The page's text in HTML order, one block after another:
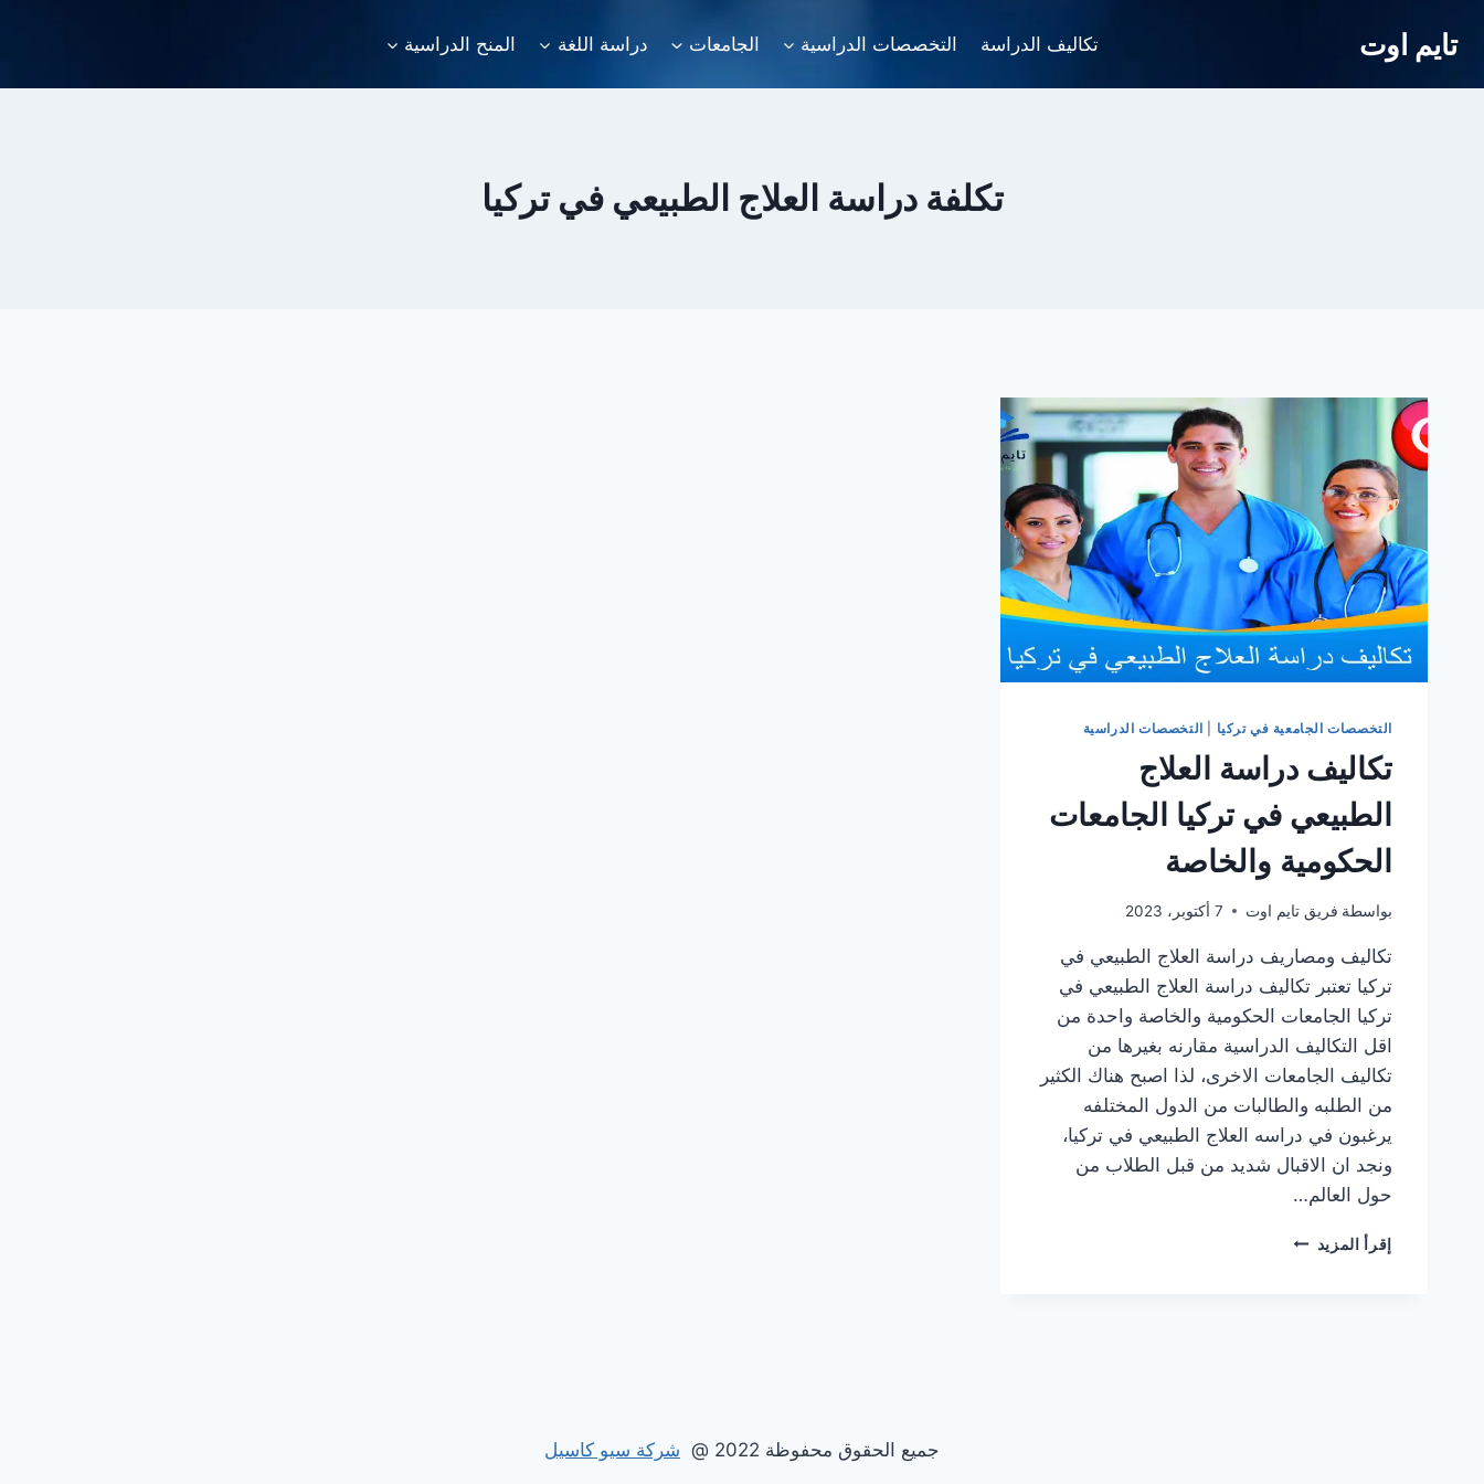
تايم اوت تكاليف الدراسة التخصصات الدراسية الجامعات دراسة اللغة المنح الدراسية
تكلفة دراسة العلاج الطبيعي في تركيا
التخصصات الجامعية في تركيا التخصصات الدراسية
تكاليف دراسة العلاج
الطبيعي في تركيا الجامعات
الحكومية والخاصة
بواسطة فريق تايم اوت 7 أكتوبر، 2023
تكاليف ومصاريف دراسة العلاج الطبيعي في
تركيا تعتبر تكاليف دراسة العلاج الطبيعي في
تركيا الجامعات الحكومية والخاصة واحدة من
اقل التكاليف الدراسية مقارنه بغيرها من
تكاليف الجامعات الاخرى، لذا اصبح هناك الكثير
من الطلبه والطالبات من الدول المختلفه
يرغبون في دراسه العلاج الطبيعي في تركيا،
ونجد ان الاقبال شديد من قبل الطلاب من
حول العالم…
إقرأ المزيد تكاليف
جميع الحقوق محفوظة 2022 @ شركة سيو كاسيل